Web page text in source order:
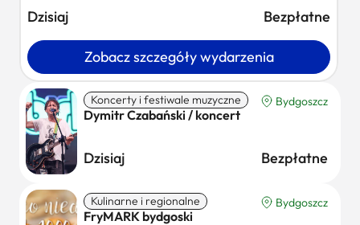
Dzisiaj Bezpłatne
Zobacz szczegóły wydarzenia
Koncerty i festiwale muzyczne Bydgoszcz
Dymitr Czabański / koncert
Dzisiaj Bezpłatne
Kulinarne i regionalne Bydgoszcz
FryMARK bydgoski